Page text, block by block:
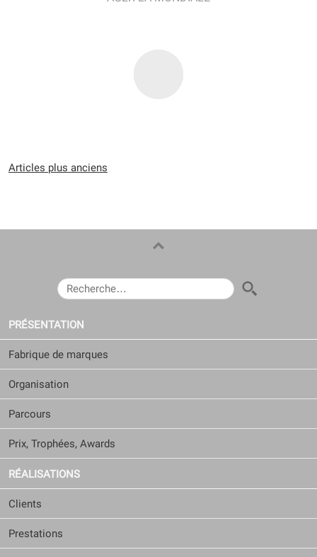
Navigation
Articles plus anciens
RECHERCHER :
PRÉSENTATION
Fabrique de marques
Organisation
Parcours
Prix, Trophées, Awards
RÉALISATIONS
Clients
Prestations